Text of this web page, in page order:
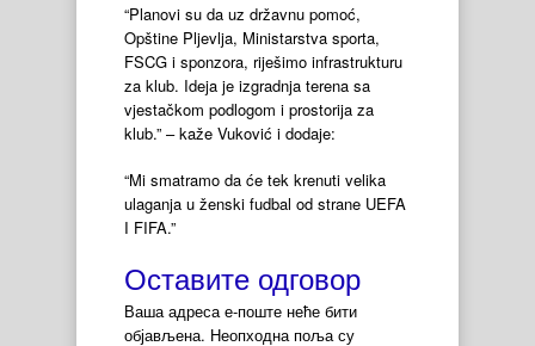
“Planovi su da uz državnu pomoć,
Opštine Pljevlja, Ministarstva sporta,
FSCG i sponzora, riješimo infrastrukturu
za klub. Ideja je izgradnja terena sa
vjestačkom podlogom i prostorija za
klub.” – kaže Vuković i dodaje:
“Mi smatramo da će tek krenuti velika
ulaganja u ženski fudbal od strane UEFA
I FIFA.”
Оставите одговор
Ваша адреса е-поште неће бити
објављена. Неопходна поља су